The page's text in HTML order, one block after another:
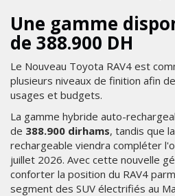
Une gamme
de 388.900 DH
Le Nouveau Toyota RAV4 est
plusieurs niveaux de finition afin
usages et budgets.
La gamme hybride auto-
de 388.900 dirhams, tandis que
rechargeable viendra compléter
juillet 2026. Avec cette nouvelle
conforter la position du RAV4
segment des SUV électrifiés au